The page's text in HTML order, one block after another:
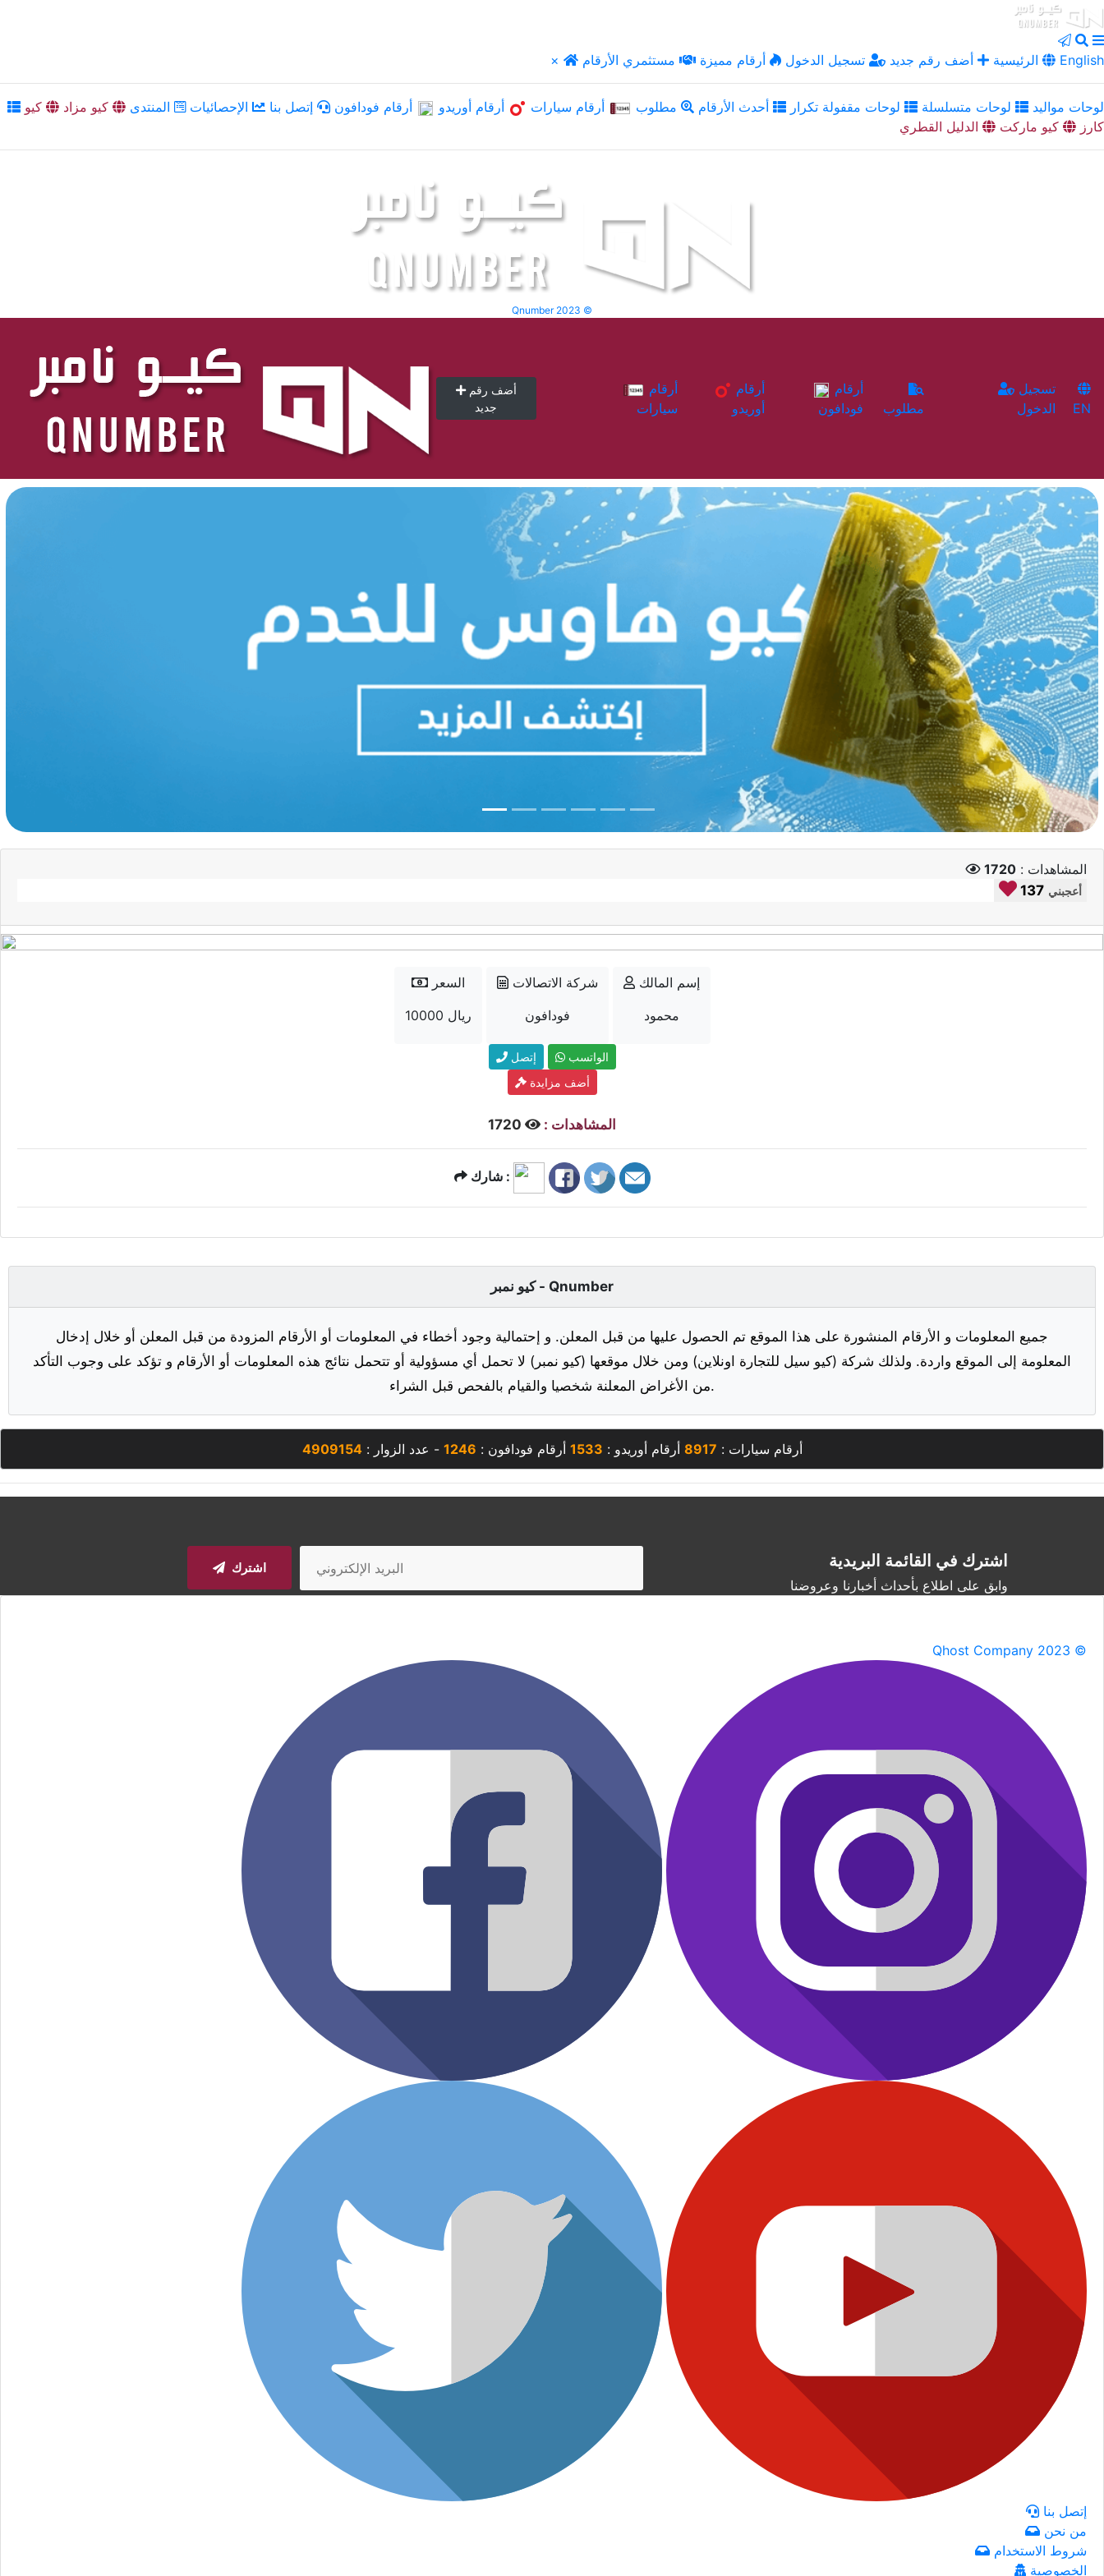
× الرئيسية أضف رقم جديد تسجيل الدخول أرقام مميزة مستثمري الأرقام English
لوحات مواليد لوحات متسلسلة لوحات مقفولة تكرار أحدث الأرقام مطلوب أرقام سيارات أرقام أوريدو أرقام فودافون إتصل بنا الإحصائيات المنتدى كيو مزاد
كيو
كارز
كيو ماركت الدليل القطري
Qnumber 2023 ©
أضف رقم
جديد
سيارات
أوريدو
فودافون
مطلوب
الدخول
EN
المشاهدات : 1720
137 أعجبني
السعر
10000 ريال
شركة الاتصالات
فودافون
إسم المالك
محمود
إتصل
الواتسب
أضف مزايدة
المشاهدات :
شارك :
كيو نمبر - Qnumber
جميع المعلومات و الأرقام المنشورة على هذا الموقع تم الحصول عليها من قبل المعلن. و إحتمالية وجود أخطاء في المعلومات أو الأرقام المزودة من قبل المعلن أو خلال إدخال
المعلومة إلى الموقع واردة. ولذلك شركة (كيو سيل للتجارة اونلاين) ومن خلال موقعها (كيو نمبر) لا تحمل أي مسؤولية أو تتحمل نتائج هذه المعلومات أو الأرقام و تؤكد على وجوب التأكد
من الأغراض المعلنة شخصيا والقيام بالفحص قبل الشراء.
أرقام سيارات : 8917 أرقام أوريدو : 1533 أرقام فودافون : 1246 - عدد الزوار :4909154
اشترك في القائمة البريدية
وابق على اطلاع بأحداث أخبارنا وعروضنا
اشترك
Qhost Company 2023 ©
إتصل بنا
من نحن
شروط الاستخدام
الخصوصية